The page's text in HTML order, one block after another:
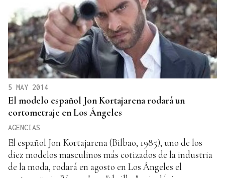
5 MAY 2014
El modelo español Jon Kortajarena rodará un
cortometraje en Los Ángeles
AGENCIAS
El español Jon Kortajarena (Bilbao, 1985), uno de los
diez modelos masculinos más cotizados de la industria
de la moda, rodará en agosto en Los Ángeles el